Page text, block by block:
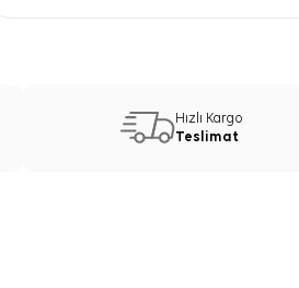
Hızlı Kargo
Teslimat